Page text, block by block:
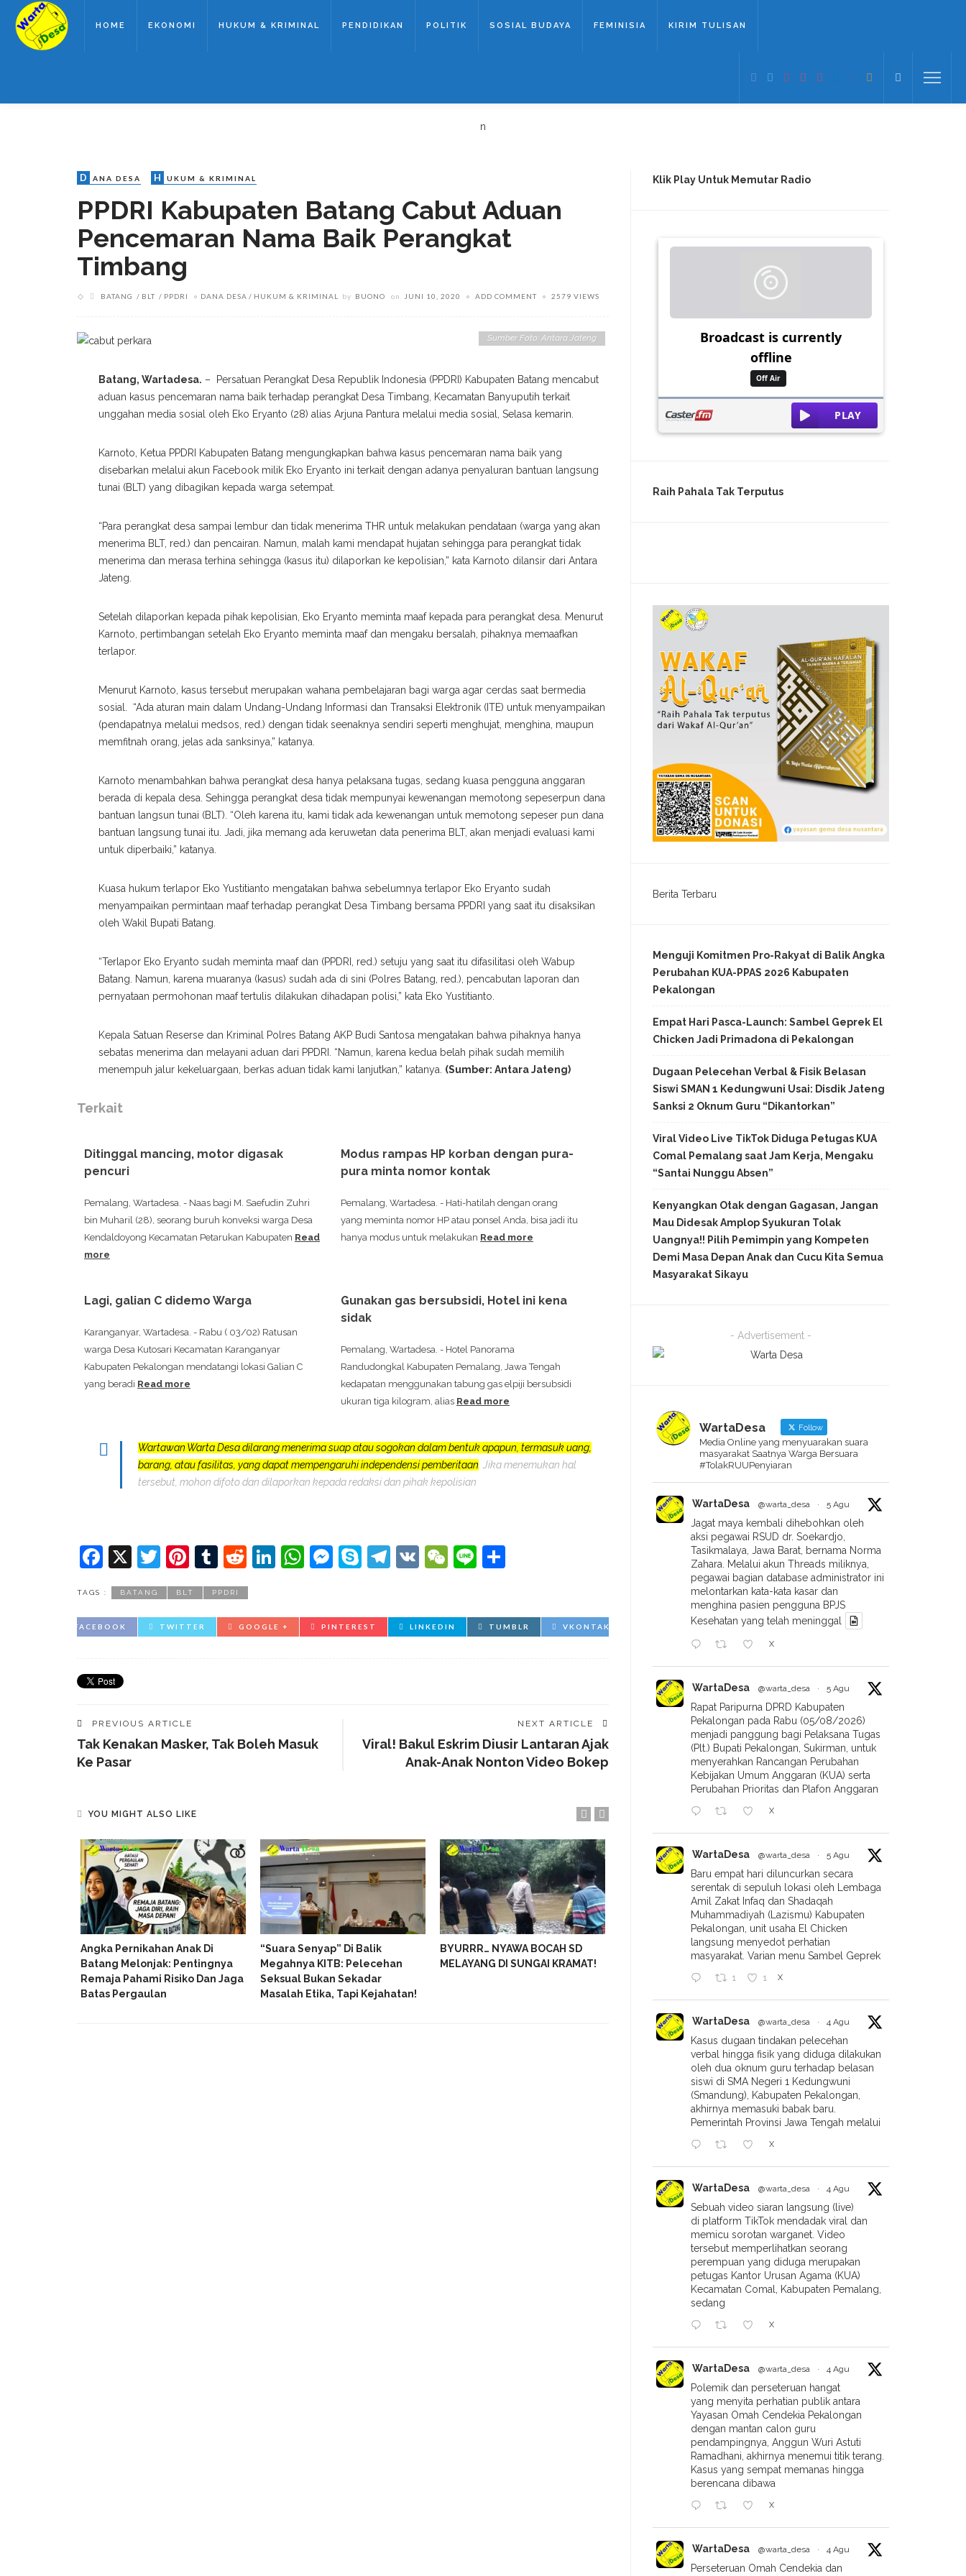
HOME EKONOMI HUKUM & KRIMINAL PENDIDIKAN POLITIK SOSIAL BUDAYA FEMINISIA KIRIM TULISAN
n
D ANA DESA H UKUM & KRIMINAL
PPDRI Kabupaten Batang Cabut Aduan
Pencemaran Nama Baik Perangkat
Timbang
BATANG BLT PPDRI DANA DESA HUKUM & KRIMINAL by BUONO on JUNI 10, 2020 ADD COMMENT 2579 VIEWS
Sumber Foto: Antara Jateng
Batang, Wartadesa. – Persatuan Perangkat Desa Republik Indonesia (PPDRI) Kabupaten Batang mencabut
aduan kasus pencemaran nama baik terhadap perangkat Desa Timbang, Kecamatan Banyuputih terkait
unggahan media sosial oleh Eko Eryanto (28) alias Arjuna Pantura melalui media sosial, Selasa kemarin.
Karnoto, Ketua PPDRI Kabupaten Batang mengungkapkan bahwa kasus pencemaran nama baik yang
disebarkan melalui akun Facebook milik Eko Eryanto ini terkait dengan adanya penyaluran bantuan langsung
tunai (BLT) yang dibagikan kepada warga setempat.
“Para perangkat desa sampai lembur dan tidak menerima THR untuk melakukan pendataan (warga yang akan
menerima BLT, red.) dan pencairan. Namun, malah kami mendapat hujatan sehingga para perangkat tidak
menerima dan merasa terhina sehingga (kasus itu) dilaporkan ke kepolisian,” kata Karnoto dilansir dari Antara
Jateng.
Setelah dilaporkan kepada pihak kepolisian, Eko Eryanto meminta maaf kepada para perangkat desa. Menurut
Karnoto, pertimbangan setelah Eko Eryanto meminta maaf dan mengaku bersalah, pihaknya memaafkan
terlapor.
Menurut Karnoto, kasus tersebut merupakan wahana pembelajaran bagi warga agar cerdas saat bermedia
sosial. “Ada aturan main dalam Undang-Undang Informasi dan Transaksi Elektronik (ITE) untuk menyampaikan
(pendapatnya melalui medsos, red.) dengan tidak seenaknya sendiri seperti menghujat, menghina, maupun
memfitnah orang, jelas ada sanksinya,” katanya.
Karnoto menambahkan bahwa perangkat desa hanya pelaksana tugas, sedang kuasa pengguna anggaran
berada di kepala desa. Sehingga perangkat desa tidak mempunyai kewenangan memotong sepeserpun dana
bantuan langsun tunai (BLT). “Oleh karena itu, kami tidak ada kewenangan untuk memotong sepeser pun dana
bantuan langsung tunai itu. Jadi, jika memang ada keruwetan data penerima BLT, akan menjadi evaluasi kami
untuk diperbaiki,” katanya.
Kuasa hukum terlapor Eko Yustitianto mengatakan bahwa sebelumnya terlapor Eko Eryanto sudah
menyampaikan permintaan maaf terhadap perangkat Desa Timbang bersama PPDRI yang saat itu disaksikan
oleh Wakil Bupati Batang.
“Terlapor Eko Eryanto sudah meminta maaf dan (PPDRI, red.) setuju yang saat itu difasilitasi oleh Wabup
Batang. Namun, karena muaranya (kasus) sudah ada di sini (Polres Batang, red.), pencabutan laporan dan
pernyataan permohonan maaf tertulis dilakukan dihadapan polisi,” kata Eko Yustitianto.
Kepala Satuan Reserse dan Kriminal Polres Batang AKP Budi Santosa mengatakan bahwa pihaknya hanya
sebatas menerima dan melayani aduan dari PPDRI. “Namun, karena kedua belah pihak sudah memilih
menempuh jalur kekeluargaan, berkas aduan tidak kami lanjutkan,” katanya. (Sumber: Antara Jateng)
Terkait
Ditinggal mancing, motor digasak
pencuri
Pemalang, Wartadesa. - Naas bagi M. Saefudin Zuhri
bin Muharil (28), seorang buruh konveksi warga Desa
Kendaldoyong Kecamatan Petarukan Kabupaten Read
more
Modus rampas HP korban dengan pura-
pura minta nomor kontak
Pemalang, Wartadesa. - Hati-hatilah dengan orang
yang meminta nomor HP atau ponsel Anda, bisa jadi itu
hanya modus untuk melakukan Read more
Lagi, galian C didemo Warga
Karanganyar, Wartadesa. - Rabu ( 03/02) Ratusan
warga Desa Kutosari Kecamatan Karanganyar
Kabupaten Pekalongan mendatangi lokasi Galian C
yang beradi Read more
Gunakan gas bersubsidi, Hotel ini kena
sidak
Pemalang, Wartadesa. - Hotel Panorama
Randudongkal Kabupaten Pemalang, Jawa Tengah
kedapatan menggunakan tabung gas elpiji bersubsidi
ukuran tiga kilogram, alias Read more
Wartawan Warta Desa dilarang menerima suap atau sogokan dalam bentuk apapun, termasuk uang,
barang, atau fasilitas, yang dapat mempengaruhi independensi pemberitaan. Jika menemukan hal
tersebut, mohon difoto dan dilaporkan kepada redaksi dan pihak kepolisian
Facebook
X Twitter
Pinterest
Tumblr
Reddit
LinkedIn
WhatsApp
Messenger
Skype
Telegram
VK WeChat
Line
TAGS : BATANG BLT PPDRI
FACEBOOK TWITTER GOOGLE + PINTEREST LINKEDIN TUMBLR VKONTAKTE
PREVIOUS ARTICLE
Tak Kenakan Masker, Tak Boleh Masuk
Ke Pasar
NEXT ARTICLE
Viral! Bakul Eskrim Diusir Lantaran Ajak
Anak-Anak Nonton Video Bokep
YOU MIGHT ALSO LIKE
Angka Pernikahan Anak Di
Batang Melonjak: Pentingnya
Remaja Pahami Risiko Dan Jaga
Batas Pergaulan
“Suara Senyap” Di Balik
Megahnya KITB: Pelecehan
Seksual Bukan Sekadar
Masalah Etika, Tapi Kejahatan!
BYURRR… NYAWA BOCAH SD
MELAYANG DI SUNGAI KRAMAT!
MI Salafiyah Sidorejo Gelar
PORSENI Dalam Rangka Harlah
NU Dan Hari Lahir Madrasah
Dentuman Keras Di Tengah
Badai: Rumah Warga
Karangtengah Subah Disambar
Petir
Klik Play Untuk Memutar Radio
Raih Pahala Tak Terputus
Berita Terbaru
Menguji Komitmen Pro-Rakyat di Balik Angka
Perubahan KUA-PPAS 2026 Kabupaten
Pekalongan
Empat Hari Pasca-Launch: Sambel Geprek El
Chicken Jadi Primadona di Pekalongan
Dugaan Pelecehan Verbal & Fisik Belasan
Siswi SMAN 1 Kedungwuni Usai: Disdik Jateng
Sanksi 2 Oknum Guru “Dikantorkan”
Viral Video Live TikTok Diduga Petugas KUA
Comal Pemalang saat Jam Kerja, Mengaku
“Santai Nunggu Absen”
Kenyangkan Otak dengan Gagasan, Jangan
Mau Didesak Amplop Syukuran Tolak
Uangnya!! Pilih Pemimpin yang Kompeten
Demi Masa Depan Anak dan Cucu Kita Semua
Masyarakat Sikayu
- Advertisement -
WartaDesa Follow
Media Online yang menyuarakan suara
masyarakat Saatnya Warga Bersuara
#TolakRUUPenyiaran
WartaDesa @warta_desa · 5 Agu
Jagat maya kembali dihebohkan oleh
aksi pegawai RSUD dr. Soekardjo,
Tasikmalaya, Jawa Barat, bernama Norma
Zahara. Melalui akun Threads miliknya,
pegawai bagian database administrator ini
melontarkan kata-kata kasar dan
menghina pasien pengguna BPJS
Kesehatan yang telah meninggal
X
WartaDesa @warta_desa · 5 Agu
Rapat Paripurna DPRD Kabupaten
Pekalongan pada Rabu (05/08/2026)
menjadi panggung bagi Pelaksana Tugas
(Plt.) Bupati Pekalongan, Sukirman, untuk
menyerahkan Rancangan Perubahan
Kebijakan Umum Anggaran (KUA) serta
Perubahan Prioritas dan Plafon Anggaran
X
WartaDesa @warta_desa · 5 Agu
Baru empat hari diluncurkan secara
serentak di sepuluh lokasi oleh Lembaga
Amil Zakat Infaq dan Shadaqah
Muhammadiyah (Lazismu) Kabupaten
Pekalongan, unit usaha El Chicken
langsung menyedot perhatian
masyarakat. Varian menu Sambel Geprek
1 1 X
WartaDesa @warta_desa · 4 Agu
Kasus dugaan tindakan pelecehan
verbal hingga fisik yang diduga dilakukan
oleh dua oknum guru terhadap belasan
siswi di SMA Negeri 1 Kedungwuni
(Smandung), Kabupaten Pekalongan,
akhirnya memasuki babak baru.
Pemerintah Provinsi Jawa Tengah melalui
X
WartaDesa @warta_desa · 4 Agu
Sebuah video siaran langsung (live)
di platform TikTok mendadak viral dan
memicu sorotan warganet. Video
tersebut memperlihatkan seorang
perempuan yang diduga merupakan
petugas Kantor Urusan Agama (KUA)
Kecamatan Comal, Kabupaten Pemalang,
sedang
X
WartaDesa @warta_desa · 4 Agu
Polemik dan perseteruan hangat
yang menyita perhatian publik antara
Yayasan Omah Cendekia Pekalongan
dengan mantan calon guru
pendampingnya, Anggun Wuri Astuti
Ramadhani, akhirnya menemui titik terang.
Kasus yang sempat memanas hingga
berencana dibawa
X
WartaDesa @warta_desa · 4 Agu
Perseteruan Omah Cendekia dan